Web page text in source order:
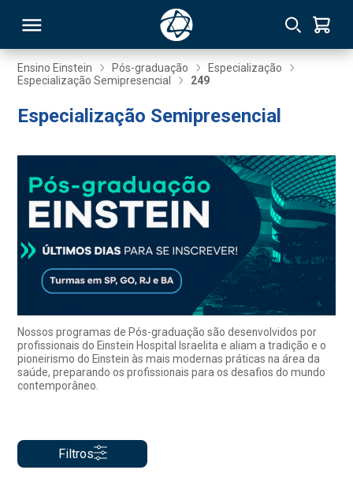
Ensino Einstein Pós-graduação
Especialização
Especialização Semipresencial
249
Especialização Semipresencial
Nossos programas de Pós-graduação são desenvolvidos por
profissionais do Einstein Hospital Israelita e aliam a tradição e o
pioneirismo do Einstein às mais modernas práticas na área da
saúde, preparando os profissionais para os desafios do mundo
contemporâneo.
Filtros